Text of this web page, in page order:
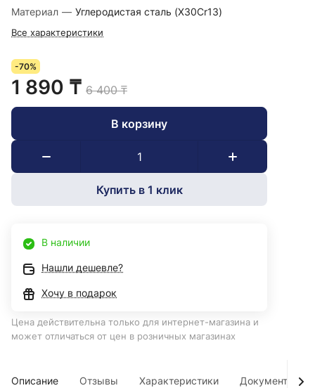
Материал — Углеродистая сталь (X30Cr13)
Все характеристики
-70%
1 890 ₸ 6 400 ₸
В корзину
Купить в 1 клик
В наличии
Нашли дешевле?
Хочу в подарок
Цена действительна только для интернет-магазина и
может отличаться от цен в розничных магазинах
Описание Отзывы Характеристики Документы